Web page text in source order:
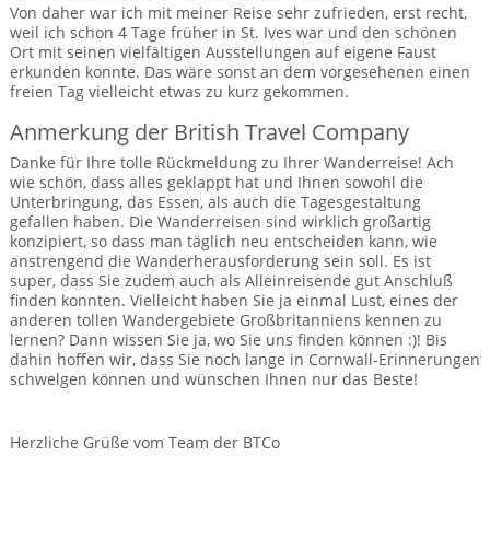
Reisen durch Schottland per Minibus
Gutscheine - verschenken Sie eine Reise mit BTCo
Individuelle Familienreisen in Großbritannien
Links
Mietwagen & Verkehr
Reiseunterlagen
Reiseversicherung
Unterkünfte
Zimmer
Von daher war ich mit meiner Reise sehr zufrieden, erst recht,
weil ich schon 4 Tage früher in St. Ives war und den schönen
Ort mit seinen vielfältigen Ausstellungen auf eigene Faust
erkunden konnte. Das wäre sonst an dem vorgesehenen einen
freien Tag vielleicht etwas zu kurz gekommen.
Anmerkung der British Travel Company
Danke für Ihre tolle Rückmeldung zu Ihrer Wanderreise! Ach
wie schön, dass alles geklappt hat und Ihnen sowohl die
Unterbringung, das Essen, als auch die Tagesgestaltung
gefallen haben. Die Wanderreisen sind wirklich großartig
konzipiert, so dass man täglich neu entscheiden kann, wie
anstrengend die Wanderherausforderung sein soll. Es ist
super, dass Sie zudem auch als Alleinreisende gut Anschluß
finden konnten. Vielleicht haben Sie ja einmal Lust, eines der
anderen tollen Wandergebiete Großbritanniens kennen zu
lernen? Dann wissen Sie ja, wo Sie uns finden können :)! Bis
dahin hoffen wir, dass Sie noch lange in Cornwall-Erinnerungen
schwelgen können und wünschen Ihnen nur das Beste!
Herzliche Grüße vom Team der BTCo